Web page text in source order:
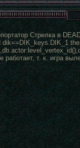
Стрелка в
dik==DIK_keys.DIK_1
т. к. игра